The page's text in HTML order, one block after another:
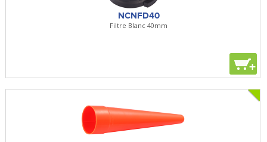
NCNFD40
Filtre Blanc 40mm
+